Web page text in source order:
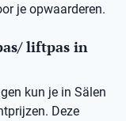
je opwaarderen.
liftpas in
kun je in Sälen
Deze